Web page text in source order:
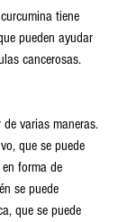
tiene
pueden ayudar
cancerosas.
varias maneras.
que se puede
forma de
se puede
que se puede